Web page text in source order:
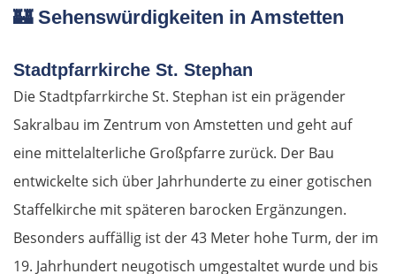
🏰Sehenswürdigkeiten in Amstetten
Stadtpfarrkirche St. Stephan
Die Stadtpfarrkirche St. Stephan ist ein prägender
Sakralbau im Zentrum von Amstetten und geht auf
eine mittelalterliche Großpfarre zurück. Der Bau
entwickelte sich über Jahrhunderte zu einer gotischen
Staffelkirche mit späteren barocken Ergänzungen.
Besonders auffällig ist der 43 Meter hohe Turm, der im
19. Jahrhundert neugotisch umgestaltet wurde und bis